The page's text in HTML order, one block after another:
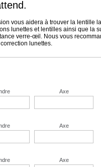
vous aidera à trouver la lentille
lunettes et lentilles ainsi que la
verre-œil. Nous vous
lunettes.
Axe
Axe
Axe